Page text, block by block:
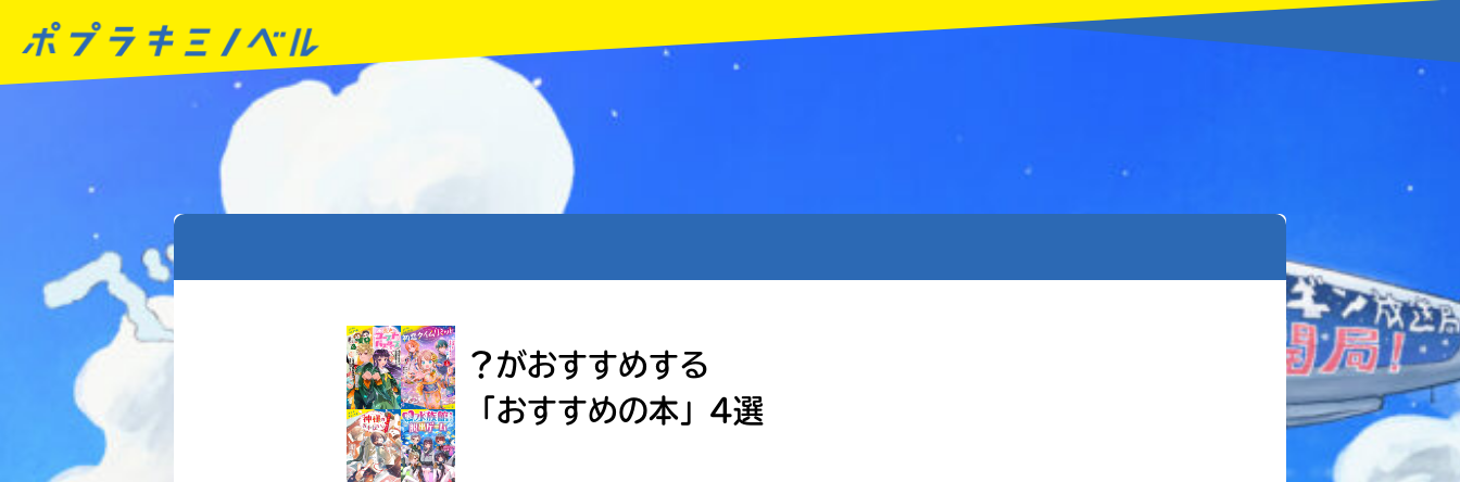
？がおすすめする
「おすすめの本」4選